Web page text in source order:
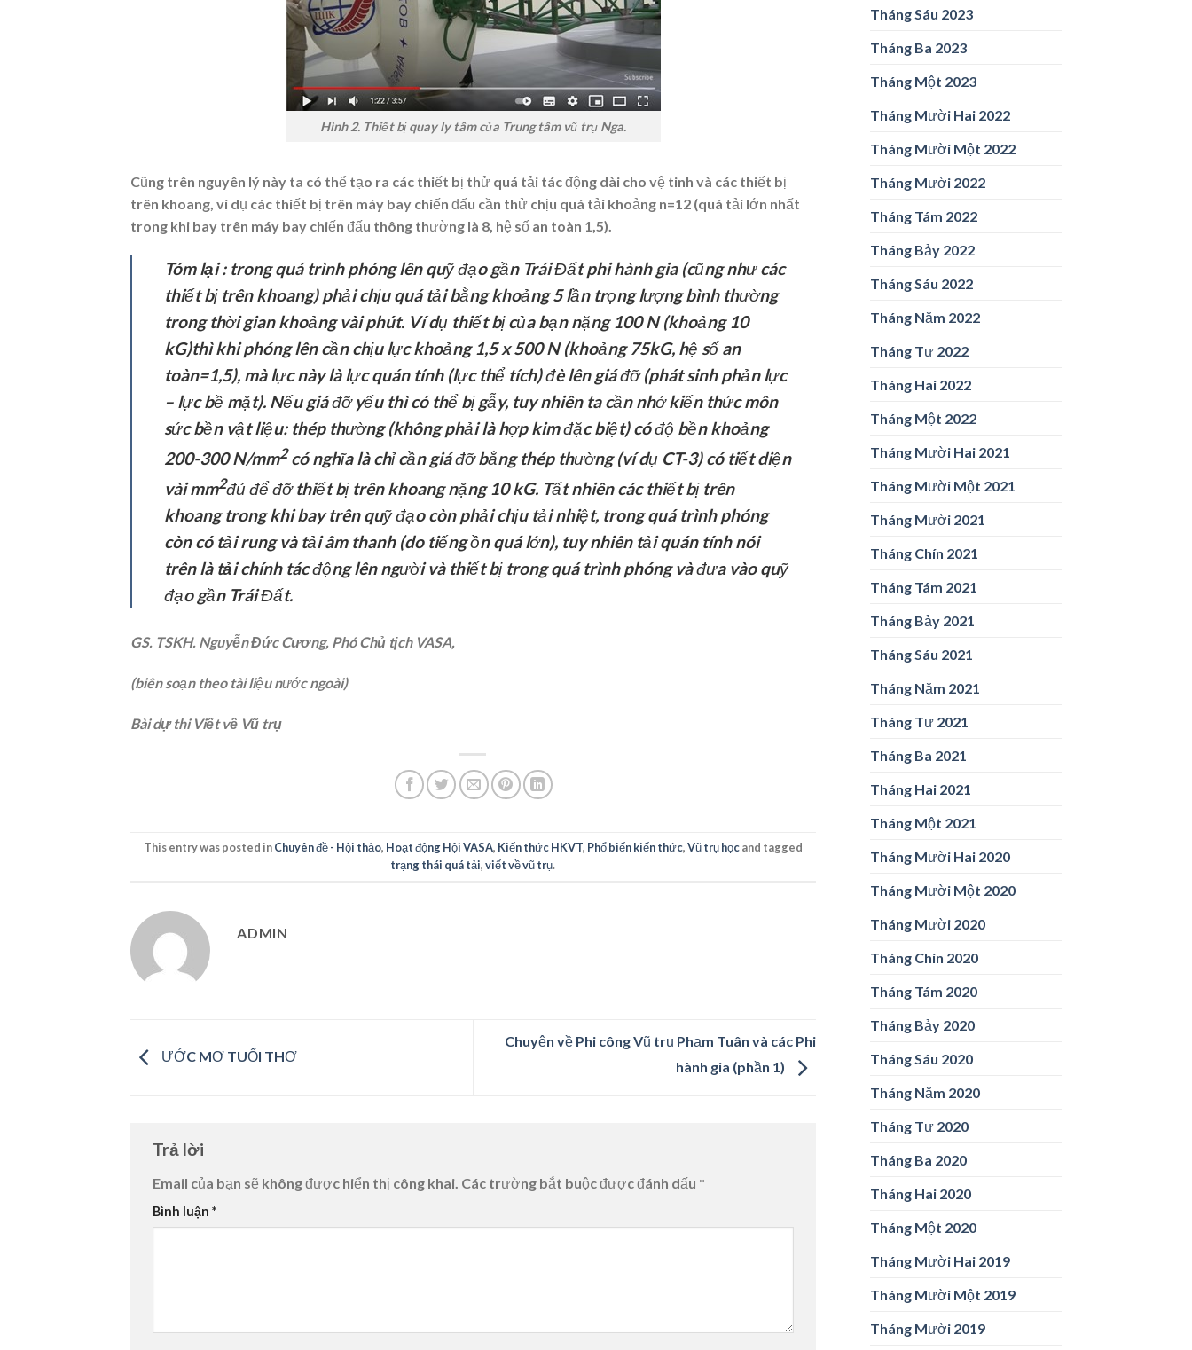
Hình 2. Thiết bị quay ly tâm của Trung tâm vũ trụ Nga.
Cũng trên nguyên lý này ta có thể tạo ra các thiết bị thử quá tải tác động dài cho vệ tinh và các thiết bị
trên khoang, ví dụ các thiết bị trên máy bay chiến đấu cần thử chịu quá tải khoảng n=12 (quá tải lớn nhất
trong khi bay trên máy bay chiến đấu thông thường là 8, hệ số an toàn 1,5).
Tóm lại: trong quá trình phóng lên quỹ đạo gần Trái Đất phi hành gia (cũng như các
thiết bị trên khoang) phải chịu quá tải bằng khoảng 5 lần trọng lượng bình thường
trong thời gian khoảng vài phút. Ví dụ thiết bị của bạn nặng 100 N (khoảng 10
kG)thì khi phóng lên cần chịu lực khoảng 1,5 x 500 N (khoảng 75kG, hệ số an
toàn=1,5), mà lực này là lực quán tính (lực thể tích) đè lên giá đỡ (phát sinh phản lực
– lực bề mặt). Nếu giá đỡ yếu thì có thể bị gẫy, tuy nhiên ta cần nhớ kiến thức môn
sức bền vật liệu: thép thường (không phải là hợp kim đặc biệt) có độ bền khoảng
200-300 N/mm2có nghĩa là chỉ cần giá đỡ bằng thép thường (ví dụ CT-3) có tiết diện
vài mm2đủ để đỡ thiết bị trên khoang nặng 10 kG. Tất nhiên các thiết bị trên
khoang trong khi bay trên quỹ đạo còn phải chịu tải nhiệt, trong quá trình phóng
còn có tải rung và tải âm thanh (do tiếng ồn quá lớn), tuy nhiên tải quán tính nói
trênlà tải chínhtác động lên người và thiết bị trong quá trình phóng và đưa vào quỹ
đạo gần Trái Đất.
GS. TSKH. Nguyễn Đức Cương, Phó Chủ tịch VASA,
(biên soạn theo tài liệu nước ngoài)
Bài dự thi Viết về Vũ trụ
This entry was posted inChuyên đề - Hội thảo, Hoạt động Hội VASA, Kiến thức HKVT, Phổ biến kiến thức,Vũ trụ họcand tagged
trạng thái quá tải,viết về vũ trụ.
ADMIN
ƯỚC MƠ TUỔI THƠ
Chuyện về Phi công Vũ trụ Phạm Tuân và các Phi
hành gia (phần 1)
Trả lời
Email của bạn sẽ không được hiển thị công khai. Các trường bắt buộc được đánh dấu *
Bình luận *
Tháng Sáu 2023
Tháng Ba 2023
Tháng Một 2023
Tháng Mười Hai 2022
Tháng Mười Một 2022
Tháng Mười 2022
Tháng Tám 2022
Tháng Bảy 2022
Tháng Sáu 2022
Tháng Năm 2022
Tháng Tư 2022
Tháng Hai 2022
Tháng Một 2022
Tháng Mười Hai 2021
Tháng Mười Một 2021
Tháng Mười 2021
Tháng Chín 2021
Tháng Tám 2021
Tháng Bảy 2021
Tháng Sáu 2021
Tháng Năm 2021
Tháng Tư 2021
Tháng Ba 2021
Tháng Hai 2021
Tháng Một 2021
Tháng Mười Hai 2020
Tháng Mười Một 2020
Tháng Mười 2020
Tháng Chín 2020
Tháng Tám 2020
Tháng Bảy 2020
Tháng Sáu 2020
Tháng Năm 2020
Tháng Tư 2020
Tháng Ba 2020
Tháng Hai 2020
Tháng Một 2020
Tháng Mười Hai 2019
Tháng Mười Một 2019
Tháng Mười 2019